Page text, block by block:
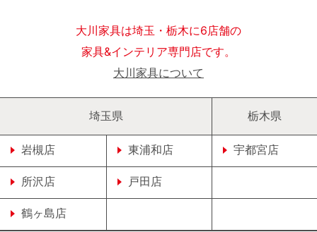
大川家具は埼玉・栃木に6店舗の
家具&インテリア専門店です。
大川家具について
埼玉県
岩槻店 東浦和店
所沢店 戸田店
鶴ヶ島店
栃木県
宇都宮店